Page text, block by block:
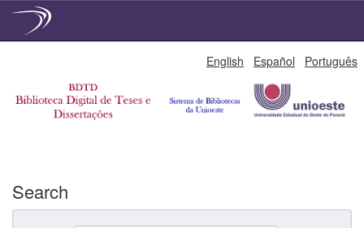
English Español Português
Search